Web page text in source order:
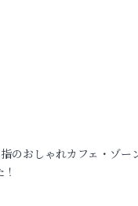
のおしゃれカフェ・ゾー